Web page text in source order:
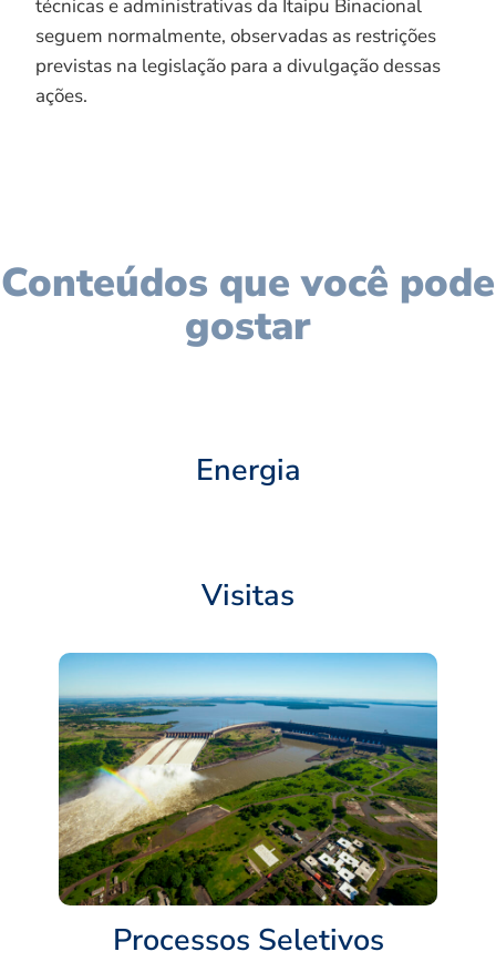
técnicas e administrativas da Itaipu Binacional
seguem normalmente, observadas as restrições
previstas na legislação para a divulgação dessas
ações.
Conteúdos que você pode
gostar
Energia
Visitas
Processos Seletivos